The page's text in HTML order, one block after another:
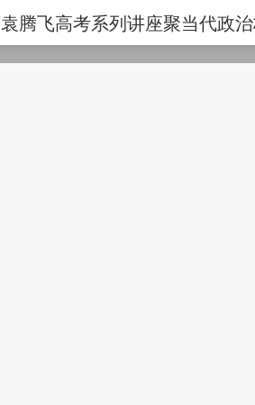
腾飞高考系列讲座聚当代政